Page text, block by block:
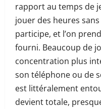
rapport au temps de
jouer des heures
participe, et l’on
fourni. Beaucoup de
concentration plus
son téléphone ou de
est littéralement
devient totale,